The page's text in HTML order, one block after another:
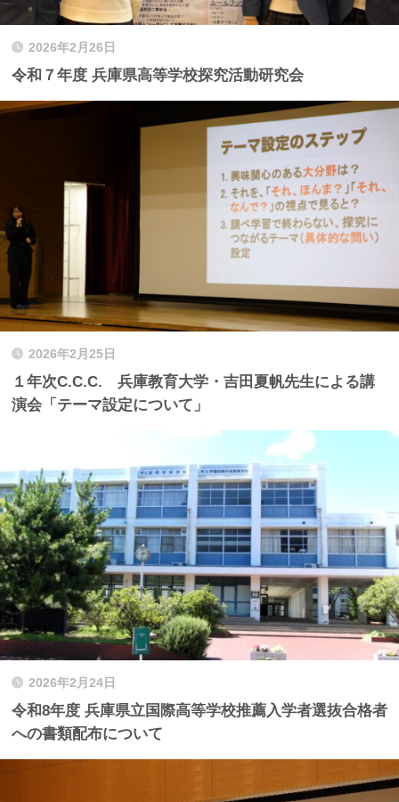
2026年2月26日
令和７年度 兵庫県高等学校探究活動研究会
2026年2月25日
１年次C.C.C. 兵庫教育大学・吉田夏帆先生による講
演会「テーマ設定について」
2026年2月24日
令和8年度 兵庫県立国際高等学校推薦入学者選抜合格者
への書類配布について